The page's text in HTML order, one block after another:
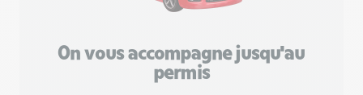
On vous accompagne jusqu'au
permis